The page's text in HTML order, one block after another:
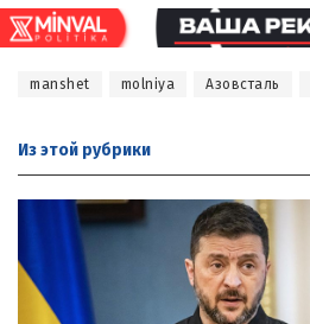
manshet molniya Азовсталь
Из этой рубрики